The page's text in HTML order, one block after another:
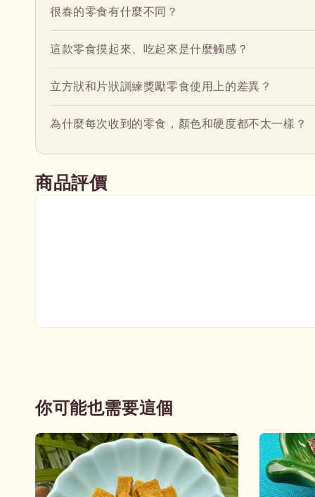
很春的零食有什麼不同？
這款零食摸起來、吃起來是什麼觸感？
立方狀和片狀訓練獎勵零食使用上的差異？
為什麼每次收到的零食，顏色和硬度都不太一樣？
商品評價
你可能也需要這個